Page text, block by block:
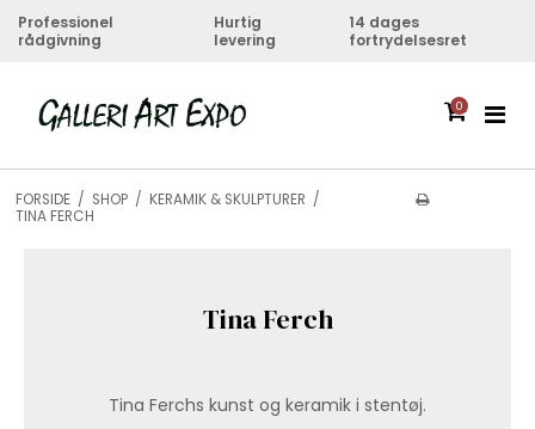
Professionel
rådgivning
Hurtig
levering
14 dages
fortrydelsesret
0
FORSIDE / SHOP / KERAMIK & SKULPTURER /
TINA FERCH
Tina Ferch
Tina Ferchs kunst og keramik i stentøj.